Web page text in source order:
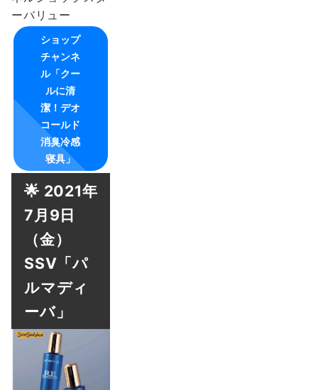
ショップ
チャンネ
ル「クー
ルに清
潔！デオ
コールド
消臭冷感
寝具」
🌟 2021年
7月9日
（金）
SSV「パ
ルマディ
ーバ」